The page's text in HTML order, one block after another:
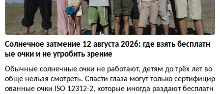
Солнечное затмение 12 августа 2026: где взять бесплатн
ые очки и не угробить зрение
Обычные солнечные очки не работают, детям до трёх лет во
обще нельзя смотреть. Спасти глаза могут только сертифицир
ованные очки ISO 12312-2, которые иногда раздают бесплатн